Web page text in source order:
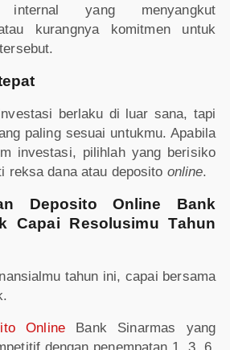
yang menyangkut
kurangnya komitmen untuk
berlaku di luar sana, tapi
paling sesuai untukmu. Apabila
investasi, pilihlah yang berisiko
reksa dana atau deposito online.
Deposito Online Bank
Capai Resolusimu Tahun
tahun ini, capai bersama
OnlineBank Sinarmas yang